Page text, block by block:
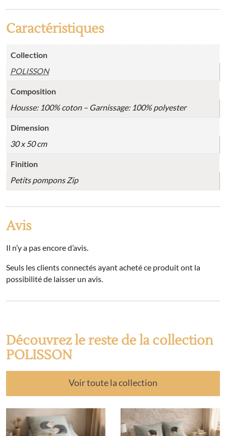
Caractéristiques
Collection
POLISSON
Composition
Housse: 100% coton – Garnissage: 100% polyester
Dimension
30 x 50 cm
Finition
Petits pompons Zip
Avis
Il n’y a pas encore d’avis.
Seuls les clients connectés ayant acheté ce produit ont la
possibilité de laisser un avis.
Découvrez le reste de la collection
POLISSON
Voir toute la collection